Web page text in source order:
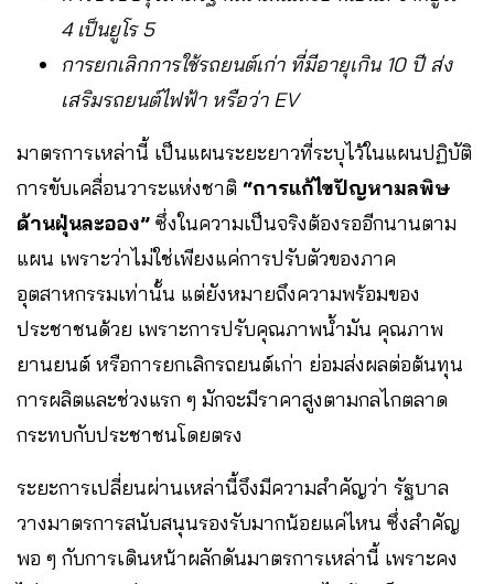
4 เป็นยูโร 5
การยกเลิกการใช้รถยนต์เก่า ที่มีอายุเกิน 10 ปี ส่ง
เสริมรถยนต์ไฟฟ้า หรือว่า EV
มาตรการเหล่านี้ เป็นแผนระยะยาวที่ระบุไว้ในแผนปฏิบัติ
การขับเคลื่อนวาระแห่งชาติ “การแก้ไขปัญหามลพิษ
ด้านฝุ่นละออง” ซึ่งในความเป็นจริงต้องรออีกนานตาม
แผน เพราะว่าไม่ใช่เพียงแค่การปรับตัวของภาค
อุตสาหกรรมเท่านั้น แต่ยังหมายถึงความพร้อมของ
ประชาชนด้วย เพราะการปรับคุณภาพน้ำมัน คุณภาพ
ยานยนต์ หรือการยกเลิกรถยนต์เก่า ย่อมส่งผลต่อต้นทุน
การผลิตและช่วงแรก ๆ มักจะมีราคาสูงตามกลไกตลาด
กระทบกับประชาชนโดยตรง
ระยะการเปลี่ยนผ่านเหล่านี้จึงมีความสำคัญว่า รัฐบาล
วางมาตรการสนับสนุนรองรับมากน้อยแค่ไหน ซึ่งสำคัญ
พอ ๆ กับการเดินหน้าผลักดันมาตรการเหล่านี้ เพราะคง